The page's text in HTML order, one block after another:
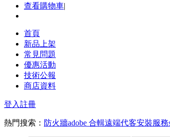
查看購物車|
首頁
新品上架
常見問題
優惠活動
技術公報
商店資料
登入註冊
熱門搜索： 防火牆adobe 合輯遠端代客安裝服務